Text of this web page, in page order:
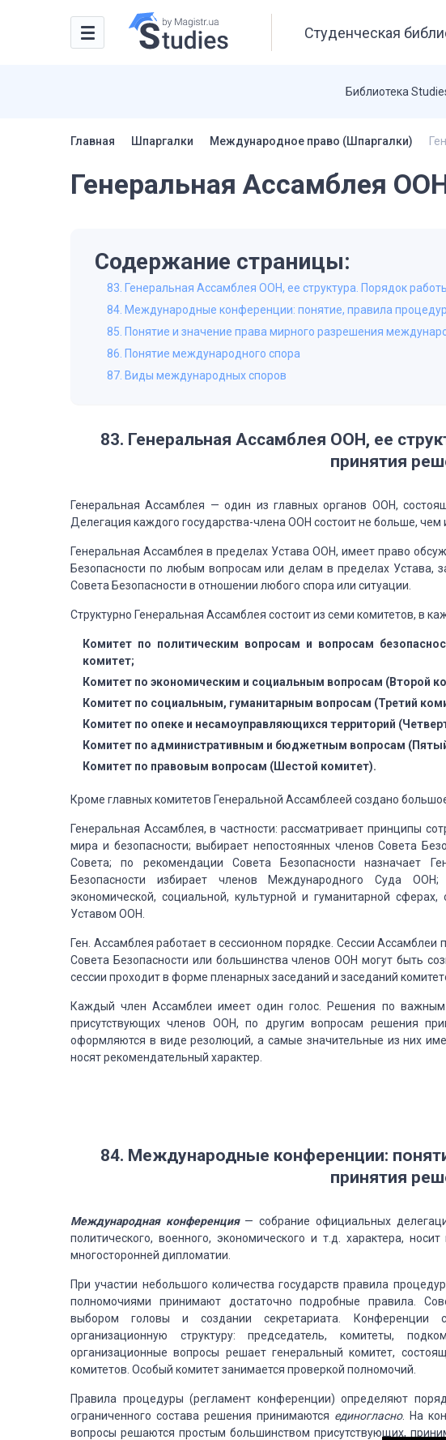
Студенческая
Библиотека
Главная Шпаргалки Международное право (Шпаргалки)
Генеральная Ассамблея
Содержание страницы:
83. Генеральная Ассамблея ООН, ее структура. Порядок
84. Международные конференции: понятие, правила
85. Понятие и значение права мирного разрешения
86. Понятие международного спора
87. Виды международных споров
83. Генеральная Ассамблея ООН, ее
принятия
Генеральная Ассамблея — один из главных органов ООН,
Делегация каждого государства-члена ООН состоит не больше, чем
Генеральная Ассамблея в пределах Устава ООН, имеет право
Безопасности по любым вопросам или делам в пределах Устава,
Совета Безопасности в отношении любого спора или ситуации.
Структурно Генеральная Ассамблея состоит из семи комитетов, в
Комитет по политическим вопросам и вопросам
комитет;
Комитет по экономическим и социальным вопросам (Второй
Комитет по социальным, гуманитарным вопросам (Третий
Комитет по опеке и несамоуправляющихся территорий
Комитет по административным и бюджетным вопросам
Комитет по правовым вопросам (Шестой комитет).
Кроме главных комитетов Генеральной Ассамблеей создано
Генеральная Ассамблея, в частности: рассматривает принципы
мира и безопасности; выбирает непостоянных членов Совета
Совета; по рекомендации Совета Безопасности назначает
Безопасности избирает членов Международного Суда ООН;
экономической, социальной, культурной и гуманитарной сферах,
Уставом ООН.
Ген. Ассамблея работает в сессионном порядке. Сессии Ассамблеи
Совета Безопасности или большинства членов ООН могут быть
сессии проходит в форме пленарных заседаний и заседаний
Каждый член Ассамблеи имеет один голос. Решения по
присутствующих членов ООН, по другим вопросам решения
оформляются в виде резолюций, а самые значительные из них
носят рекомендательный характер.
84. Международные конференции:
принятия
Международнаяконференция — собрание официальных
политического, военного, экономического и т.д. характера,
многосторонней дипломатии.
При участии небольшого количества государств правила
полномочиями принимают достаточно подробные правила.
выбором головы и создании секретариата. Конференции с
организационную структуру: председатель, комитеты,
организационные вопросы решает генеральный комитет,
комитетов. Особый комитет занимается проверкой полномочий.
Правила процедуры (регламент конференции) определяют
ограниченного состава решения принимаются единогласно. На
вопросы решаются простым большинством присутствующих,